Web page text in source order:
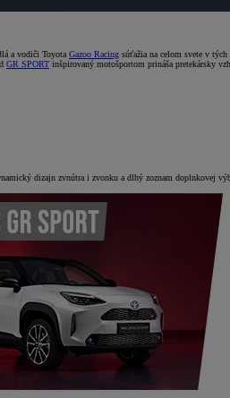
a vodiči Toyota Gazoo Racing súťažia na celom svete v
GR SPORT inšpirovaný motošportom prináša pretekársky
dizajn zvnútra i zvonku a dlhý zoznam doplnkovej